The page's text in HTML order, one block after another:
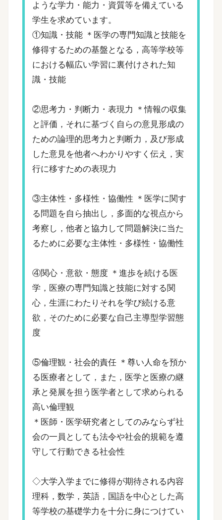
ような学力・能力・資質等を備えている
学生を求めています。
①知識・技能 ＊医学の専門知識と技能を
修得するための基盤となる，高等学校等
における幅広い学習に裏付けされた知
識・技能
②思考力・判断力・表現力 ＊情報の収集
と評価，それに基づく自らの意見形成の
ための論理的思考力と判断力，及び形成
した意見を他者へわかりやすく伝え，実
行に移すための表現力
③主体性・多様性・協働性 ＊医学に関す
る問題を自ら抽出し，多面的な視点から
考察し，他者と協力して問題解決に当た
るために必要な主体性・多様性・協働性
④関心・意欲・態度 ＊進歩を続ける医
学，医療の専門知識と技能に対する関
心，生涯にわたりそれを学び続ける意
欲，そのために必要な自己主導型学習態
度
⑤倫理観・社会的責任 ＊尊い人命を預か
る医療者として，また，医学と医療の継
承と発展を担う医学者として求められる
高い倫理観
＊医師・医学研究者としてのみならず社
会の一員としても法令や社会的規範を遵
守して行動できる社会性
◇大学入学までに修得が期待される内容
理科，数学，英語，国語を中心とした高
等学校の基礎学力を十分に身につけてい